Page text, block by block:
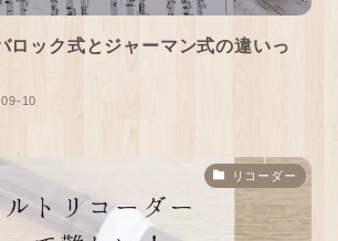
ロック式とジャーマン式の違いっ
10
リコーダー